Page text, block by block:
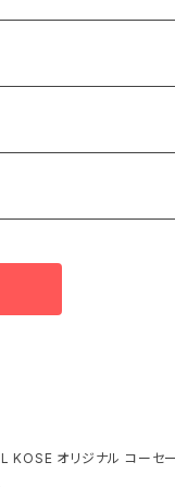
KOSE オリジナル コーセ